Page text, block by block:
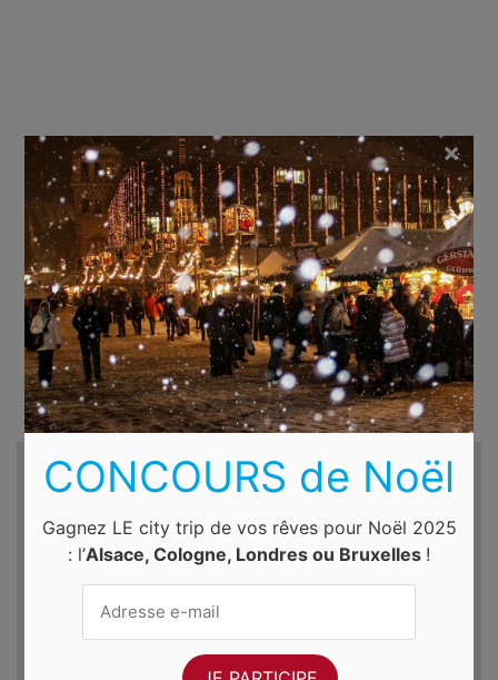
Recherche d'hôtels et autres...
Destination
jeu. 6 août 2026 ven. 7 août 2026
CONCOURS de Noël
Gagnez LE city trip de vos rêves pour Noël 2025
: l’Alsace, Cologne, Londres ou Bruxelles !
×